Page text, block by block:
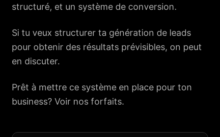
structuré, et un système de conversion.
Si tu veux structurer ta génération de leads
pour obtenir des résultats prévisibles, on peut
en discuter.
Prêt à mettre ce système en place pour ton
business? Voir nos forfaits.